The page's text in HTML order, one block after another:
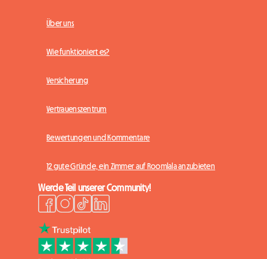
Über uns
Wie funktioniert es?
Versicherung
Vertrauenszentrum
Bewertungen und Kommentare
12 gute Gründe, ein Zimmer auf Roomlala anzubieten
Werde Teil unserer Community!